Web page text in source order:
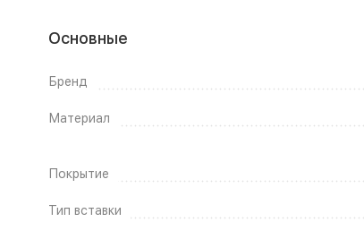
Основные
Бренд
Материал
Покрытие
Тип вставки